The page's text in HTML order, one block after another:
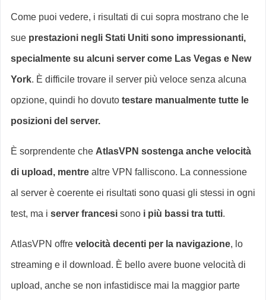
Come puoi vedere, i risultati di cui sopra mostrano che le
sue prestazioni negli Stati Uniti sono impressionanti,
specialmente su alcuni server come Las Vegas e New
York. È difficile trovare il server più veloce senza alcuna
opzione, quindi ho dovuto testare manualmente tutte le
posizioni del server.
È sorprendente che AtlasVPN sostenga anche velocità
di upload, mentre altre VPN falliscono. La connessione
al server è coerente ei risultati sono quasi gli stessi in ogni
test, ma i server francesi sono i più bassi tra tutti.
AtlasVPN offre velocità decenti per la navigazione, lo
streaming e il download. È bello avere buone velocità di
upload, anche se non infastidisce mai la maggior parte